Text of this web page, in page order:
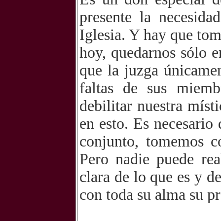
presente la
Iglesia. Y hay que
hoy, quedarnos sólo
que la juzga
faltas de sus
debilitar nuestra
en esto. Es
conjunto, tomemos
Pero nadie puede
clara de lo que es y
con toda su alma su